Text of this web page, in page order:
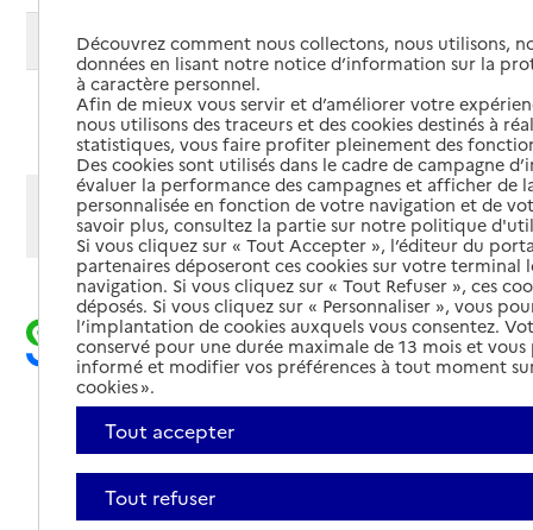
Modifier ma recherche
Ajouter cette recherche aux favoris
Afficher les résultats par:
Mode liste
Mode carte
Découvrez comment nous collectons, nous utilisons,
données en lisant notre notice d’information sur la
à caractère personnel.
Afin de mieux vous servir et d’améliorer votre
nous utilisons des traceurs et des cookies destinés à
statistiques, vous faire profiter pleinement des
Des cookies sont utilisés dans le cadre de campagne
évaluer la performance des campagnes et afficher de
personnalisée en fonction de votre navigation et de
savoir plus, consultez la partie sur notre politique
Si vous cliquez sur « Tout Accepter », l’éditeur du
partenaires déposeront ces cookies sur votre terminal
navigation. Si vous cliquez sur « Tout Refuser », ces
déposés. Si vous cliquez sur « Personnaliser », vous
l’implantation de cookies auxquels vous consentez.
conservé pour une durée maximale de 13 mois et
informé et modifier vos préférences à tout moment
cookies ».
Tout accepter
Tout refuser